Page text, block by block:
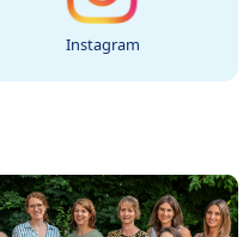
Instagram